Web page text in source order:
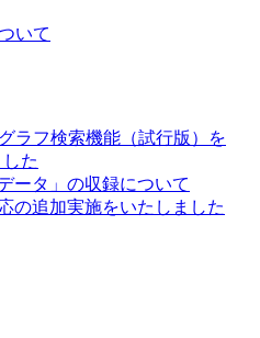
いて
ラフ検索機能（試行版）を
た
ータ」の収録について
の追加実施をいたしました